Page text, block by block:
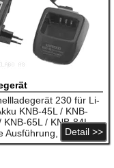
Detail >>
230 für Li-
KNB-45L / KNB-
KNB-65L / KNB-84L
Ausführung, ersetzt
KSC-35 mit